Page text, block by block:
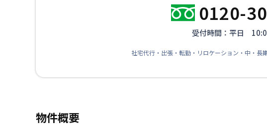
0120-
受付時間：平日
社宅代行・出張・転勤・リロケーション・中・
物件概要